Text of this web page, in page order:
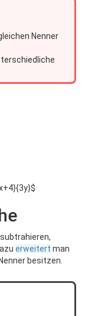
Nenner
erweitert man
besitzen.